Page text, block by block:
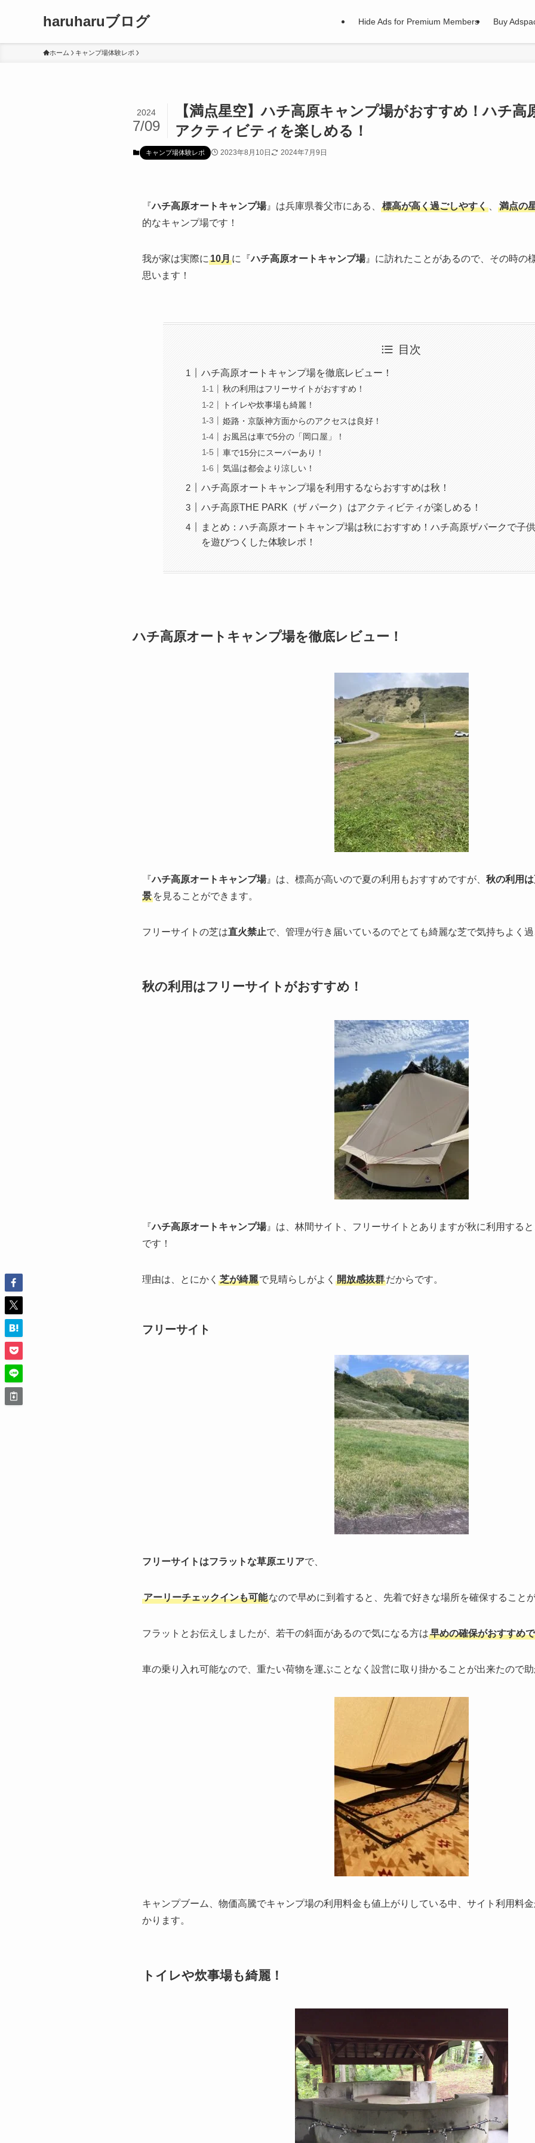
haruharuブログ Hide Ads for Premium Members Buy
ホーム キャンプ場体験レポ
【満点星空】ハチ高原キャンプ場がおすすめ！ハチ高
アクティビティを楽しめる！
2024
7/09
キャンプ場体験レポ 2023年8月10日 2024年7月9日
『ハチ高原オートキャンプ場』は兵庫県養父市にある、 標高が高く過ごしやすく 満点の
的なキャンプ場です！
我が家は実際に 10月に『ハチ高原オートキャンプ場』に訪れたことがあるので、その時の
思います！
目次
ハチ高原オートキャンプ場を徹底レビュー！
秋の利用はフリーサイトがおすすめ！
トイレや炊事場も綺麗！
姫路・京阪神方面からのアクセスは良好！
お風呂は車で5分の「岡口屋」！
車で15分にスーパーあり！
気温は都会より涼しい！
ハチ高原オートキャンプ場を利用するならおすすめは秋！
ハチ高原THE PARK（ザ パーク）はアクティビティが楽しめる！
まとめ：ハチ高原オートキャンプ場は秋におすすめ！ハチ高原ザパークで子
を遊びつくした体験レポ！
ハチ高原オートキャンプ場を徹底レビュー！
『ハチ高原オートキャンプ場』は、標高が高いので夏の利用もおすすめですが、 秋の利用
景 を見ることができます。
フリーサイトの芝は直火禁止で、管理が行き届いているのでとても綺麗な芝で気持ちよく過
秋の利用はフリーサイトがおすすめ！
『ハチ高原オートキャンプ場』は、林間サイト、フリーサイトとありますが秋に利用する
です！
理由は、とにかく 芝が綺麗で見晴らしがよく 開放感抜群だからです。
フリーサイト
フリーサイトはフラットな草原エリアで、
アーリーチェックインも可能なので早めに到着すると、先着で好きな場所を確保することが
フラットとお伝えしましたが、若干の斜面があるので気になる方は早めの確保がおすすめ
車の乗り入れ可能なので、重たい荷物を運ぶことなく設営に取り掛かることが出来たので助
キャンプブーム、物価高騰でキャンプ場の利用料金も値上がりしている中、サイト利用料
かります。
トイレや炊事場も綺麗！